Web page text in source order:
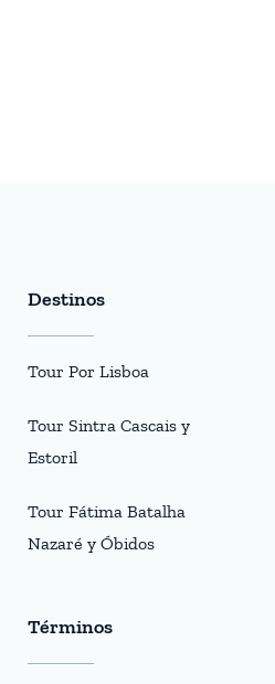
Destinos
Tour Por Lisboa
Tour Sintra Cascais y
Estoril
Tour Fátima Batalha
Nazaré y Óbidos
Términos